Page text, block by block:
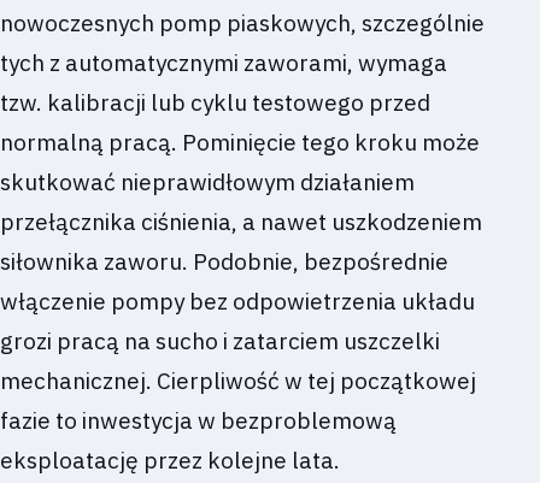
nowoczesnych pomp piaskowych, szczególnie
tych z automatycznymi zaworami, wymaga
tzw. kalibracji lub cyklu testowego przed
normalną pracą. Pominięcie tego kroku może
skutkować nieprawidłowym działaniem
przełącznika ciśnienia, a nawet uszkodzeniem
siłownika zaworu. Podobnie, bezpośrednie
włączenie pompy bez odpowietrzenia układu
grozi pracą na sucho i zatarciem uszczelki
mechanicznej. Cierpliwość w tej początkowej
fazie to inwestycja w bezproblemową
eksploatację przez kolejne lata.